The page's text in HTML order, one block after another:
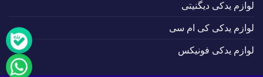
لوازم یدکی دیگنیتی
لوازم یدکی کی ام سی
لوازم یدکی فونیکس